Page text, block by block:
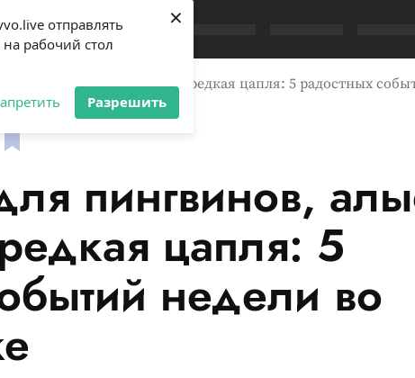
отправлять
рабочий стол
Разрешить
×
алые тюльпаны и редкая цапля: 5 радостных
пингвинов,
цапля: 5
недели во